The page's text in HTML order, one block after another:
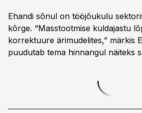
Ehandi sõnul on tööjõukulu
kõrge. “Masstootmise kuldajastu
korrektuure ärimudelites,” märkis
puudutab tema hinnangul näiteks